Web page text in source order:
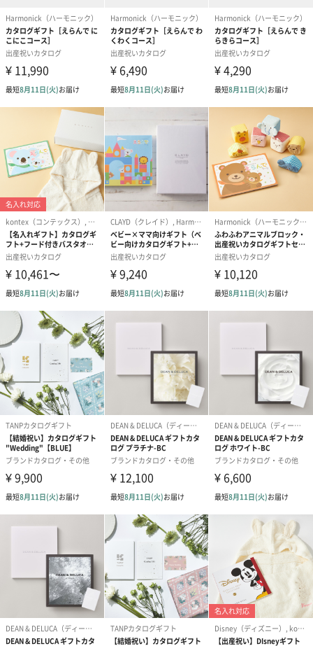
全12コースの豊富な価格帯
4,000円台から50,000円台まで幅広い価格帯をご用意しているの
で、贈り物の用途や贈る相手、予算に合わせて最適なコースをお
選びいただけます。 低価格帯のコースは気軽に贈りたい場合に、
高価格帯のコースは特別な贈り物におすすめです。
ご利用シーン
「日本の贈り物」は、結婚内祝いや記念品など、さまざまなシー
ンでご利用いただけます。
落ち着いた表紙から香典返しにもおすすめです。
快気内祝い・お見舞御礼
病気や怪我から回復して退院する際に、お世話になった方へ感謝
の気持ちとして「日本の贈り物」を贈る方が増えています。 日本
が誇るこだわりアイテムが豊富に掲載されているので、受け取っ
た方に満足していただけるカタログギフトとなっております。
結婚内祝い
特にご利用が多い用途は結婚内祝いです。結婚を祝福してくれた
方々へ、高品質なアイテムが揃ったカタログギフトを贈って感謝
の気持ちを伝えませんか？全12コースの豊富な価格帯をご用意し
ておりますので、贈り分けにも最適です。
商品詳細情報
外装サイズ
縦約26.5cm×横約19cm×奥行約2cm
申し込み期限
お受け取り日から6ヶ月以内